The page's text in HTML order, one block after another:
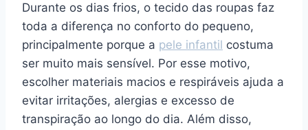
Durante os dias frios, o tecido das roupas faz
toda a diferença no conforto do pequeno,
principalmente porque a pele infantil costuma
ser muito mais sensível. Por esse motivo,
escolher materiais macios e respiráveis ajuda a
evitar irritações, alergias e excesso de
transpiração ao longo do dia. Além disso,